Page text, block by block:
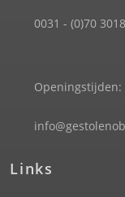
0031 - (0)70
Links